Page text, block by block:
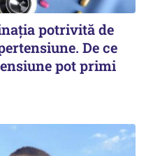
potrivită de
De ce
pot primi